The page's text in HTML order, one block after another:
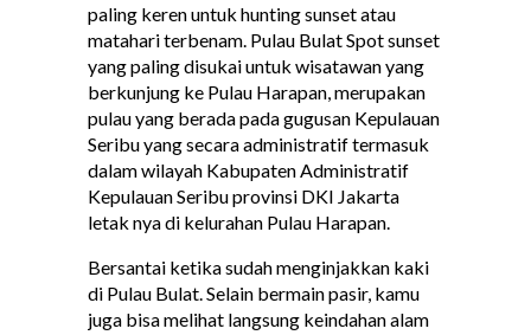
paling keren untuk hunting sunset atau
matahari terbenam. Pulau Bulat Spot sunset
yang paling disukai untuk wisatawan yang
berkunjung ke Pulau Harapan, merupakan
pulau yang berada pada gugusan Kepulauan
Seribu yang secara administratif termasuk
dalam wilayah Kabupaten Administratif
Kepulauan Seribu provinsi DKI Jakarta
letak nya di kelurahan Pulau Harapan.
Bersantai ketika sudah menginjakkan kaki
di Pulau Bulat. Selain bermain pasir, kamu
juga bisa melihat langsung keindahan alam